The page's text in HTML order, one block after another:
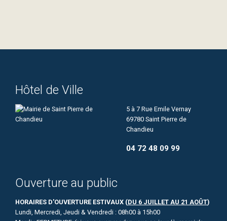
Hôtel de Ville
5 à 7 Rue Emile Vernay
69780 Saint Pierre de
Chandieu
04 72 48 09 99
Ouverture au public
HORAIRES D'OUVERTURE ESTIVAUX (DU 6 JUILLET AU 21 AOÛT)
Lundi, Mercredi, Jeudi & Vendredi : 08h00 à 15h00